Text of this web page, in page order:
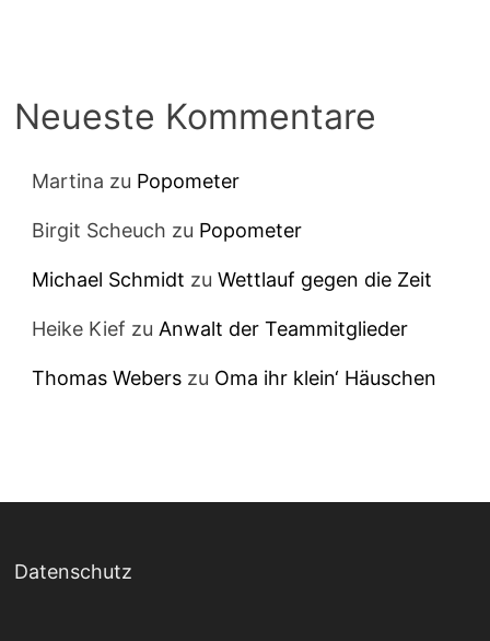
Neueste Kommentare
Martina zu Popometer
Birgit Scheuch zu Popometer
Michael Schmidt zuWettlauf gegen die Zeit
Heike Kief zuAnwalt der Teammitglieder
Thomas Webers zu Oma ihr klein‘ Häuschen
Datenschutz